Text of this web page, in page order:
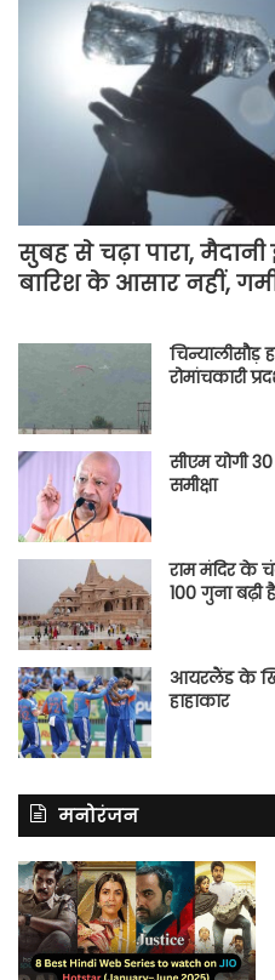
सुबह से चढ़ा पारा,
बारिश के आसार नहीं,
चिन्यालीसौड़
रोमांचकारी
सीएम योगी
समीक्षा
राम मंदिर के
100 गुना बढ़ी
आयरलैंड के
हाहाकार
मनोरंजन